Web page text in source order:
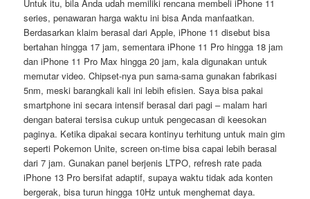
Untuk itu, bila Anda udah memiliki rencana membeli iPhone 11
series, penawaran harga waktu ini bisa Anda manfaatkan.
Berdasarkan klaim berasal dari Apple, iPhone 11 disebut bisa
bertahan hingga 17 jam, sementara iPhone 11 Pro hingga 18 jam
dan iPhone 11 Pro Max hingga 20 jam, kala digunakan untuk
memutar video. Chipset-nya pun sama-sama gunakan fabrikasi
5nm, meski barangkali kali ini lebih efisien. Saya bisa pakai
smartphone ini secara intensif berasal dari pagi – malam hari
dengan baterai tersisa cukup untuk pengecasan di keesokan
paginya. Ketika dipakai secara kontinyu terhitung untuk main gim
seperti Pokemon Unite, screen on-time bisa capai lebih berasal
dari 7 jam. Gunakan panel berjenis LTPO, refresh rate pada
iPhone 13 Pro bersifat adaptif, supaya waktu tidak ada konten
bergerak, bisa turun hingga 10Hz untuk menghemat daya.